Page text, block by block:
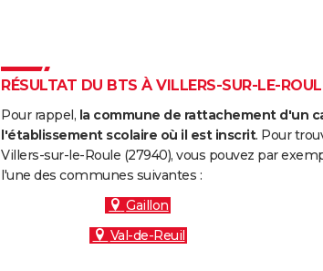
RÉSULTAT DU BTS À VILLERS-SUR-LE-
Pour rappel, la commune de rattachement d'un
l'établissement scolaire où il est inscrit. Pour
Villers-sur-le-Roule (27940), vous pouvez par
l'une des communes suivantes :
Gaillon
Val-de-Reuil